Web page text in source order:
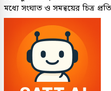
মধ্যে সংঘাত ও সমন্বয়ের চিত্র